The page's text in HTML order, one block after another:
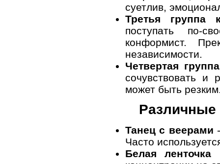
суетлив,
Третья группа
поступать по-
конформист.
независимости.
Четвертая
сочувствовать и
может быть
Различные
Танец с веерами
Часто
Белая